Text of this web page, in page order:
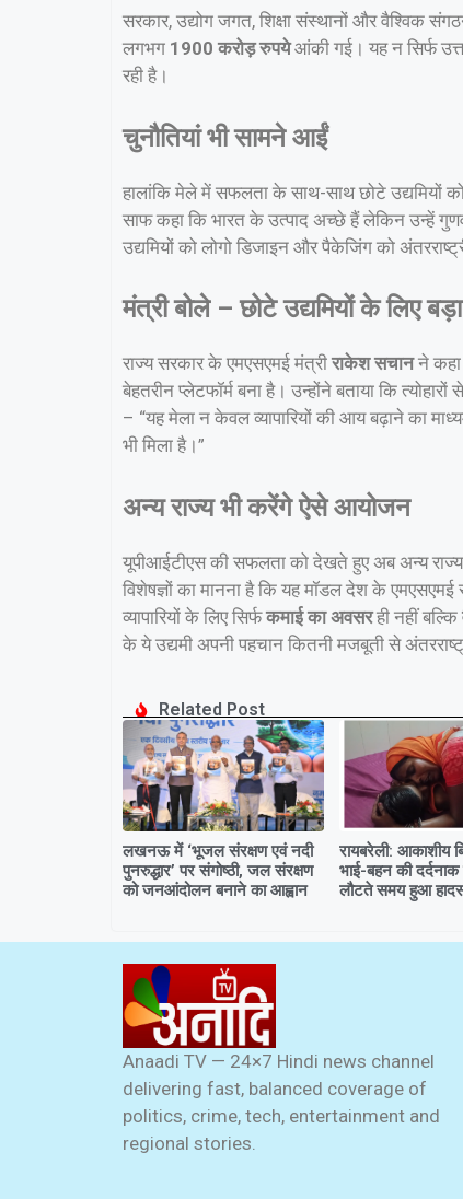
सरकार, उद्योग जगत, शिक्षा संस्थानों और वैश्विक
लगभग 1900 करोड़ रुपयेआंकी गई। यह न सिर्फ
रही है।
चुनौतियां भी सामने आईं
हालांकि मेले में सफलता के साथ-साथ छोटे उद्यमियों को
साफ कहा कि भारत के उत्पाद अच्छे हैं लेकिन उन्हें
उद्यमियों को लोगो डिजाइन और पैकेजिंग को
मंत्री बोले – छोटे उद्यमियों के लिए
राज्य सरकार के एमएसएमई मंत्री राकेश सचानने कहा
बेहतरीन प्लेटफॉर्म बना है। उन्होंने बताया कि
– “यह मेला न केवल व्यापारियों की आय बढ़ाने का
भी मिला है।”
अन्य राज्य भी करेंगे ऐसे आयोजन
यूपीआईटीएस की सफलता को देखते हुए अब अन्य
विशेषज्ञों का मानना है कि यह मॉडल देश के
व्यापारियों के लिए सिर्फकमाई का अवसरही नहीं बल्कि
के ये उद्यमी अपनी पहचान कितनी मजबूती से
Related Post
लखनऊ में ‘भूजल संरक्षण एवं नदी
पुनरुद्धार’ पर संगोष्ठी, जल संरक्षण
को जनआंदोलन बनाने का आह्वान
रायबरेली: आकाशीय
भाई-बहन की
लौटते समय हुआ
Anaadi TV — 24×7 Hindi news channel
delivering fast, balanced coverage of
politics, crime, tech, entertainment and
regional stories.